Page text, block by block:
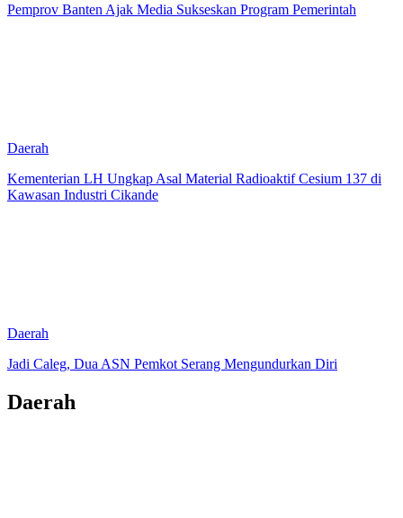
Pemprov Banten Ajak Media Sukseskan Program Pemerintah
Daerah
Kementerian LH Ungkap Asal Material Radioaktif Cesium 137 di
Kawasan Industri Cikande
Daerah
Jadi Caleg, Dua ASN Pemkot Serang Mengundurkan Diri
Daerah